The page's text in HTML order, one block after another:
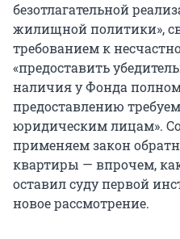
безотлагательной
жилищной политики»,
требованием к
«предоставить
наличия у Фонда
предоставлению
юридическим лицам».
применяем закон
квартиры — впрочем,
оставил суду первой
новое рассмотрение.